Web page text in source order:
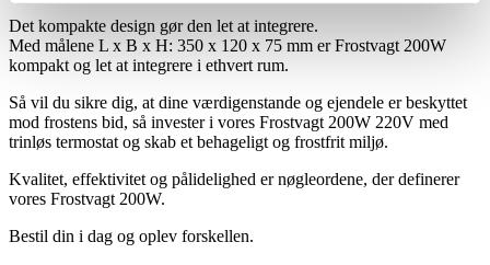
Det kompakte design gør den let at integrere.
Med målene L x B x H: 350 x 120 x 75 mm er Frostvagt 200W
kompakt og let at integrere i ethvert rum.
Så vil du sikre dig, at dine værdigenstande og ejendele er beskyttet
mod frostens bid, så invester i vores Frostvagt 200W 220V med
trinløs termostat og skab et behageligt og frostfrit miljø.
Kvalitet, effektivitet og pålidelighed er nøgleordene, der definerer
vores Frostvagt 200W.
Bestil din i dag og oplev forskellen.